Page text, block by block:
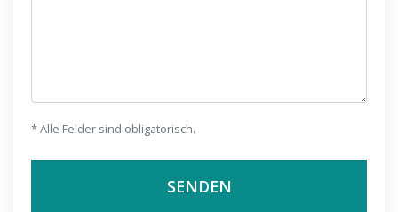
* Alle Felder sind obligatorisch.
SENDEN